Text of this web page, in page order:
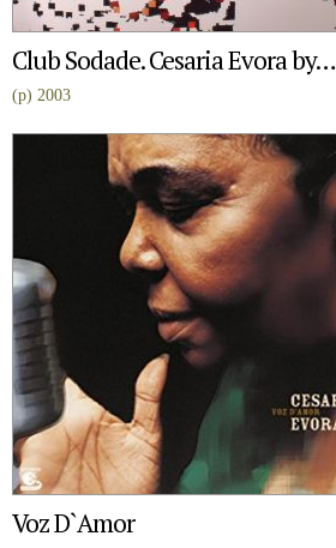
Club Sodade. Cesaria Evora by…
(p) 2003
Voz D`Amor